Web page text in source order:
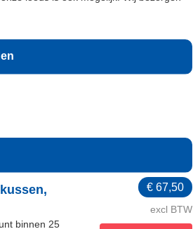
€ 67,50
excl BTW
binnen 25